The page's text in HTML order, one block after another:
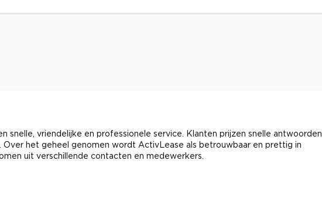
snelle, vriendelijke en professionele service. Klanten prijzen snelle antwoorden,
Over het geheel genomen wordt ActivLease als betrouwbaar en prettig in
uit verschillende contacten en medewerkers.